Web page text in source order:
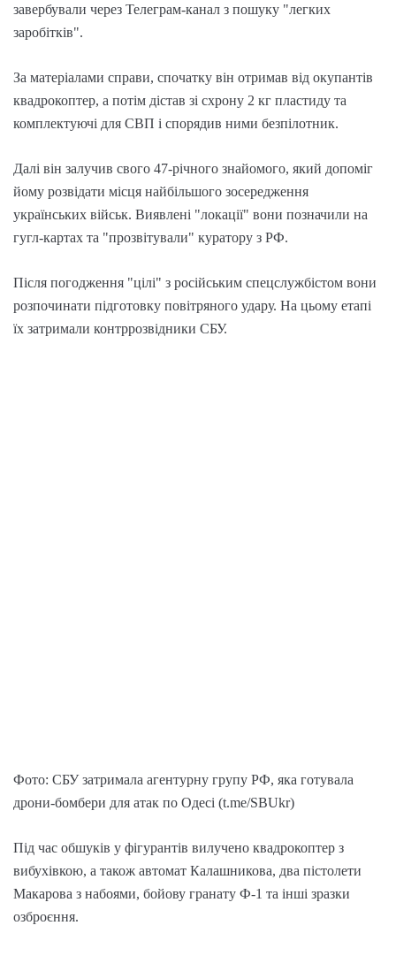
завербували через Телеграм-канал з пошуку "легких
заробітків".
За матеріалами справи, спочатку він отримав від окупантів
квадрокоптер, а потім дістав зі схрону 2 кг пластиду та
комплектуючі для СВП і спорядив ними безпілотник.
Далі він залучив свого 47-річного знайомого, який допоміг
йому розвідати місця найбільшого зосередження
українських військ. Виявлені "локації" вони позначили на
гугл-картах та "прозвітували" куратору з РФ.
Після погодження "цілі" з російським спецслужбістом вони
розпочинати підготовку повітряного удару. На цьому етапі
їх затримали контррозвідники СБУ.
Фото: СБУ затримала агентурну групу РФ, яка готувала
дрони-бомбери для атак по Одесі (t.me/SBUkr)
Під час обшуків у фігурантів вилучено квадрокоптер з
вибухівкою, а також автомат Калашникова, два пістолети
Макарова з набоями, бойову гранату Ф-1 та інші зразки
озброєння.